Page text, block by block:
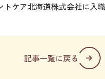
トケア北海道株式会社に入
記事一覧に戻る